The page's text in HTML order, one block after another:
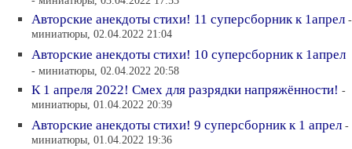
Авторские анекдоты стихи! 11 суперсборник к 1апрел -
миниатюры, 02.04.2022 21:04
Авторские анекдоты стихи! 10 суперсборник к 1апрел
- миниатюры, 02.04.2022 20:58
К 1 апреля 2022! Смех для разрядки напряжённости! -
миниатюры, 01.04.2022 20:39
Авторские анекдоты стихи! 9 суперсборник к 1 апрел -
миниатюры, 01.04.2022 19:36